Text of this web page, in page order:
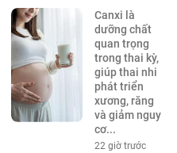
Canxi là
dưỡng chất
quan trọng
trong thai kỳ,
giúp thai nhi
phát triển
xương, răng
và giảm nguy
cơ...
22 giờ trước